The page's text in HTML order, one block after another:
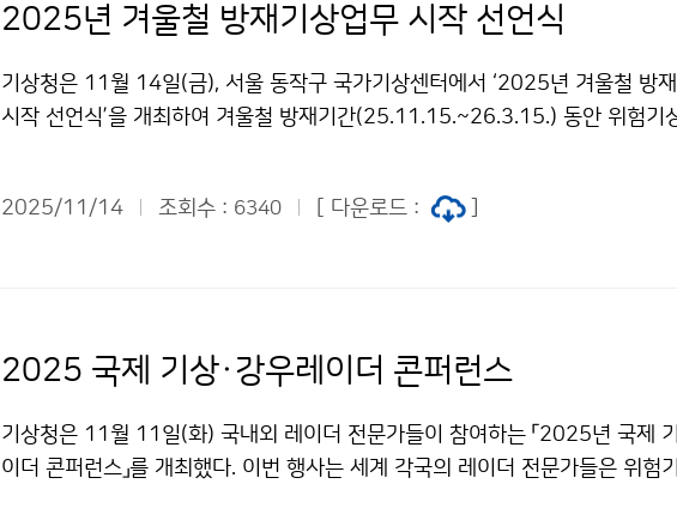
2025년 겨울철 방재기상업무 시작 선언식
기상청은 11월 14일(금), 서울 동작구 국가기상센터에서 ‘2025년 겨울철 방
시작 선언식’을 개최하여 겨울철 방재기간(25.11.15.~26.3.15.) 동안 위험기
2025/11/14 조회수 : 6340 [ 다운로드 :
2025 국제 기상·강우레이더 콘퍼런스
기상청은 11월 11일(화) 국내외 레이더 전문가들이 참여하는 「2025년 국제
이더 콘퍼런스」를 개최했다. 이번 행사는 세계 각국의 레이더 전문가들은 위험